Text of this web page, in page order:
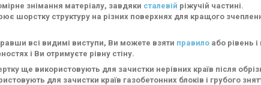
знімання матеріалу, завдяки сталевій ріжучій частині.
шорстку структуру на різних поверхнях для кращого
всі видимі виступи, Ви можете взяти правило або рівень
і Ви отримуєте рівну стіну.
ще використовують для зачистки нерівних країв після
для зачистки країв газобетонних блоків і грубого